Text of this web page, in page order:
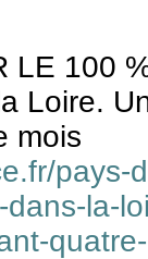
LE 100
Loire.
mois
pays-
la-